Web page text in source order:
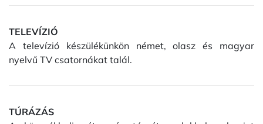
TELEVÍZIÓ
A televízió készülékünkön német, olasz és magyar
nyelvű TV csatornákat talál.
TÚRÁZÁS